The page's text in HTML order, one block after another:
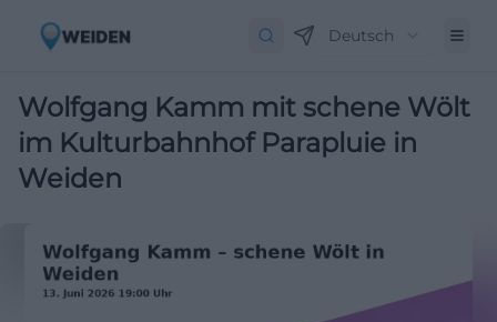
Deutsch
Wolfgang Kamm mit schene Wölt
im Kulturbahnhof Parapluie in
Weiden